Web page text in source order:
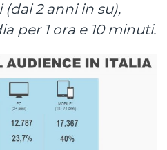
2 anni in su),
per 1 ora e 10 minuti.